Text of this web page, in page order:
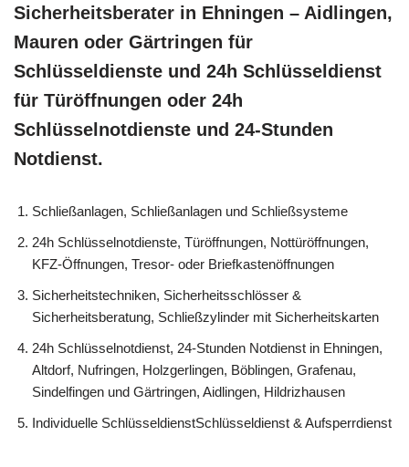
Sicherheitsberater in Ehningen – Aidlingen,
Mauren oder Gärtringen für
Schlüsseldienste und 24h Schlüsseldienst
für Türöffnungen oder 24h
Schlüsselnotdienste und 24-Stunden
Notdienst.
Schließanlagen, Schließanlagen und Schließsysteme
24h Schlüsselnotdienste, Türöffnungen, Nottüröffnungen,
KFZ-Öffnungen, Tresor- oder Briefkastenöffnungen
Sicherheitstechniken, Sicherheitsschlösser &
Sicherheitsberatung, Schließzylinder mit Sicherheitskarten
24h Schlüsselnotdienst, 24-Stunden Notdienst in Ehningen,
Altdorf, Nufringen, Holzgerlingen, Böblingen, Grafenau,
Sindelfingen und Gärtringen, Aidlingen, Hildrizhausen
Individuelle SchlüsseldienstSchlüsseldienst & Aufsperrdienst